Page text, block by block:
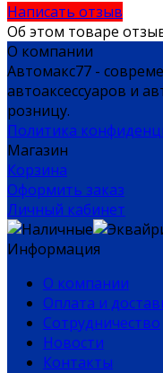
Написать отзыв
Об этом товаре
О компании
Автомакс77 -
автоаксессуаров и
розницу.
Политика
Магазин
Корзина
Оформить заказ
Личный кабинет
Информация
О компании
Оплата и
Сотрудничество
Новости
Контакты